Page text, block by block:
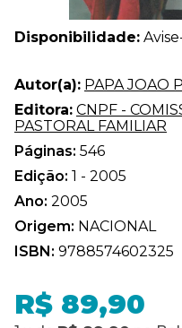
Disponibilidade:
Autor(a): PAPA JOAO
Editora: CNPF -
PASTORAL FAMILIAR
Páginas: 546
Edição: 1 - 2005
Ano: 2005
Origem: NACIONAL
ISBN: 9788574602325
R$ 89,90